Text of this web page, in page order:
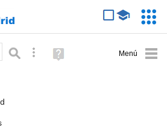
Búsqueda avanzada
Ayuda
(en